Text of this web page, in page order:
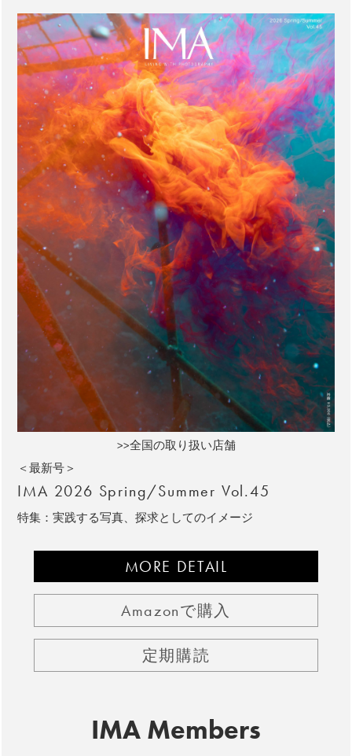
>>全国の取り扱い店舗
＜最新号＞
IMA 2026 Spring/Summer Vol.45
特集：実践する写真、探求としてのイメージ
MORE DETAIL
Amazonで購入
定期購読
IMA Members